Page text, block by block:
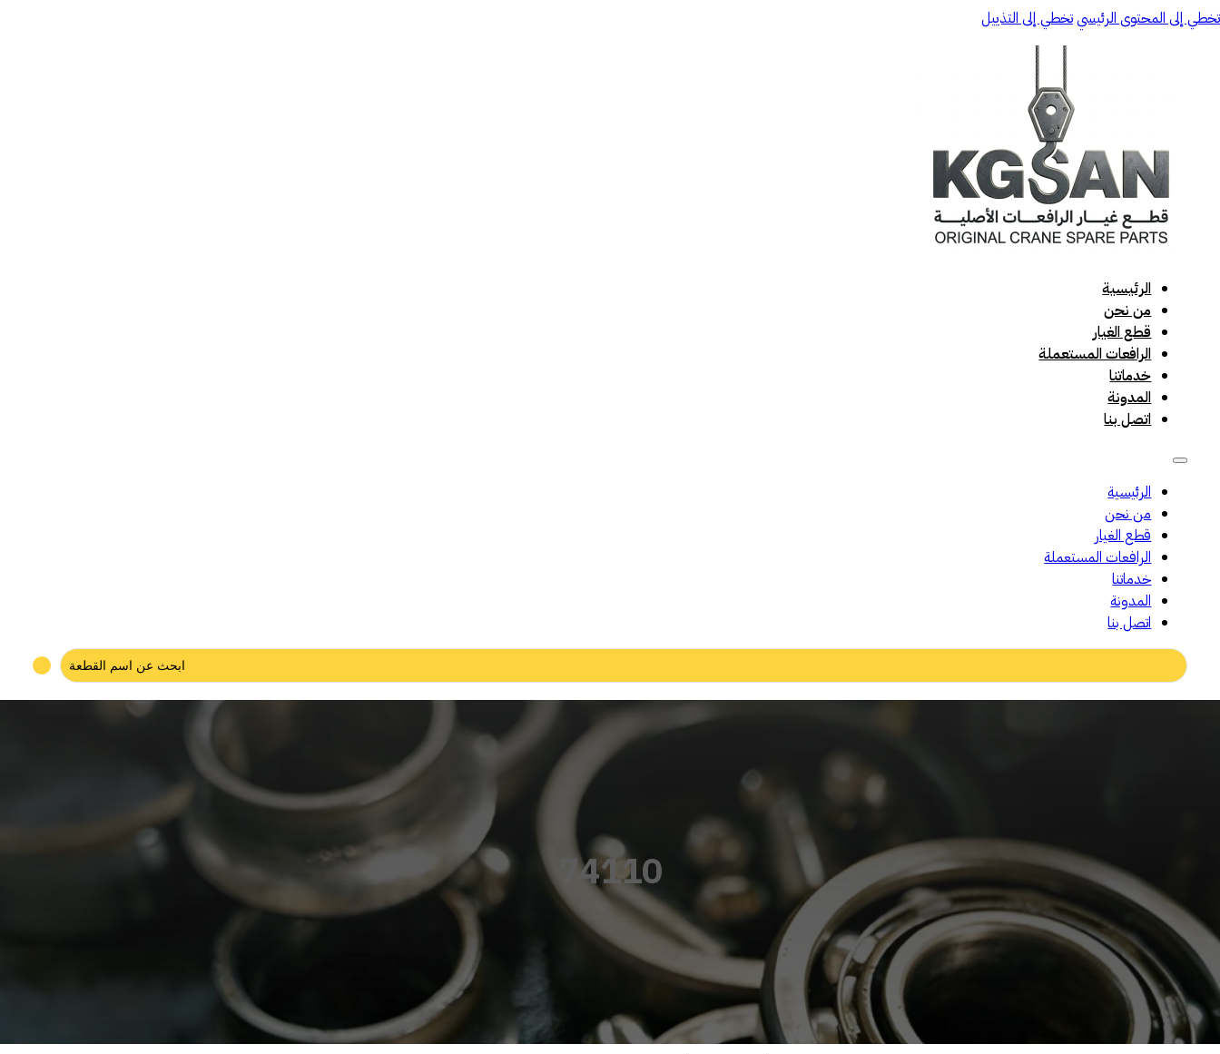
تخطي إلى المحتوى الرئيسيتخطي إلى التذييل
الرئيسية
من نحن
قطع الغيار
الرافعات المستعملة
خدماتنا
المدونة
اتصل بنا
الرئيسية
من نحن
قطع الغيار
الرافعات المستعملة
خدماتنا
المدونة
اتصل بنا
Search
...
74110